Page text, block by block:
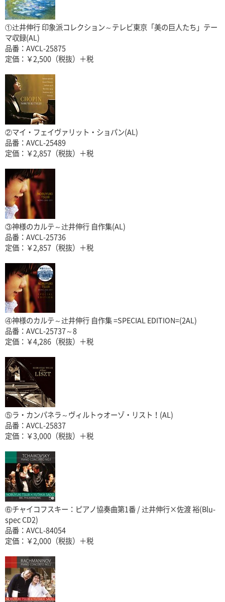
①辻井伸行 印象派コレクション～テレビ東京「美の巨人たち」テー
マ収録(AL)
品番：AVCL-25875
定価：￥2,500（税抜）＋税
②マイ・フェイヴァリット・ショパン(AL)
品番：AVCL-25489
定価：￥2,857（税抜）＋税
③神様のカルテ～辻井伸行 自作集(AL)
品番：AVCL-25736
定価：￥2,857（税抜）＋税
④神様のカルテ～辻井伸行 自作集 =SPECIAL EDITION=(2AL)
品番：AVCL-25737～8
定価：￥4,286（税抜）＋税
⑤ラ・カンパネラ～ヴィルトゥオーゾ・リスト！(AL)
品番：AVCL-25837
定価：￥3,000（税抜）＋税
⑥チャイコフスキー：ピアノ協奏曲第1番 / 辻井伸行×佐渡 裕(Blu-
spec CD2)
品番：AVCL-84054
定価：￥2,000（税抜）＋税